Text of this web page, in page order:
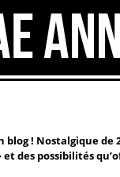
! Nostalgique de
des possibilités